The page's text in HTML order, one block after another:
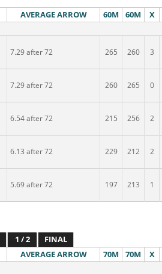
AVERAGE ARROW 60M 60M X
7.29 after 72 265 260 3
7.29 after 72 260 265 0
6.54 after 72 215 256 2
6.13 after 72 229 212 2
5.69 after 72 197 213 1
1 / 2
FINAL
AVERAGE ARROW 70M 70M X